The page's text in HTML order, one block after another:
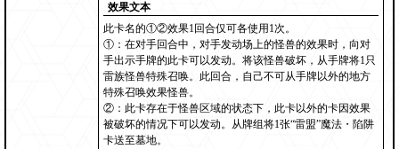
效果文本
此卡名的①②效果1回合仅可各使用1次。
①：在对手回合中，对手发动场上的怪兽的效果时，向对
手出示手牌的此卡可以发动。将该怪兽破坏，从手牌将1只
雷族怪兽特殊召唤。此回合，自己不可从手牌以外的地方
特殊召唤效果怪兽。
②：此卡存在于怪兽区域的状态下，此卡以外的卡因效果
被破坏的情况下可以发动。从牌组将1张“雷盟”魔法・陷阱
卡送至墓地。